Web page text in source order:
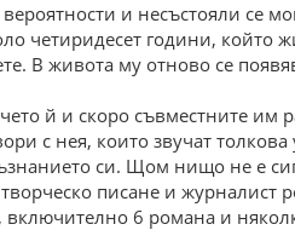
и несъстояли се
четиридесет години,
В живота му отново се
й и скоро съвместните
с нея, които звучат
си. Щом нищо не е
писане и
6 романа и